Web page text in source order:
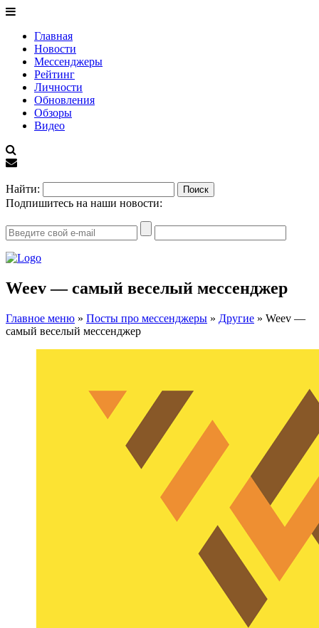
Главная
Новости
Мессенджеры
Рейтинг
Личности
Обновления
Обзоры
Видео
Найти:
Подпишитесь на наши новости:
Weev — самый веселый мессенджер
Главное меню » Посты про мессенджеры » Другие » Weev —
самый веселый мессенджер